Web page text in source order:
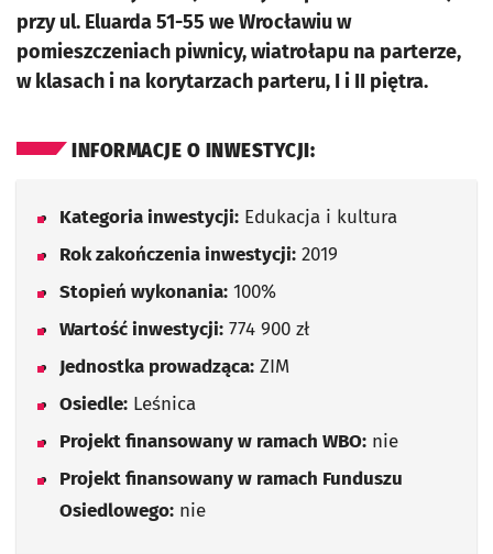
przy ul. Eluarda 51-55 we Wrocławiu w
pomieszczeniach piwnicy, wiatrołapu na parterze,
w klasach i na korytarzach parteru, I i II piętra.
INFORMACJE O INWESTYCJI:
Kategoria inwestycji: Edukacja i kultura
Rok zakończenia inwestycji: 2019
Stopień wykonania: 100%
Wartość inwestycji: 774 900 zł
Jednostka prowadząca: ZIM
Osiedle: Leśnica
Projekt finansowany w ramach WBO: nie
Projekt finansowany w ramach Funduszu
Osiedlowego: nie